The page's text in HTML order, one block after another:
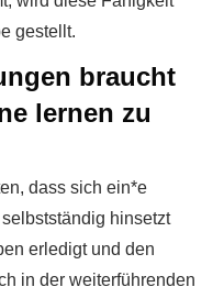
gestellt.
braucht
lernen zu
dass sich ein*e
hinsetzt
erledigt und den
in der weiterführenden